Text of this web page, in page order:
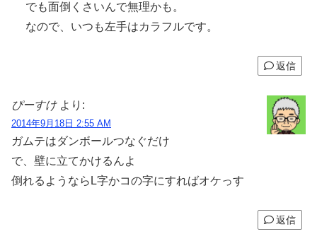
でも面倒くさいんで無理かも。
なので、いつも左手はカラフルです。
返信
ぴーすけ より:
2014年9月18日 2:55 AM
ガムテはダンボールつなぐだけ
で、壁に立てかけるんよ
倒れるようならL字かコの字にすればオケっす
返信